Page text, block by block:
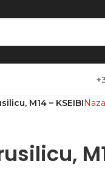
M14 – KSEIBI